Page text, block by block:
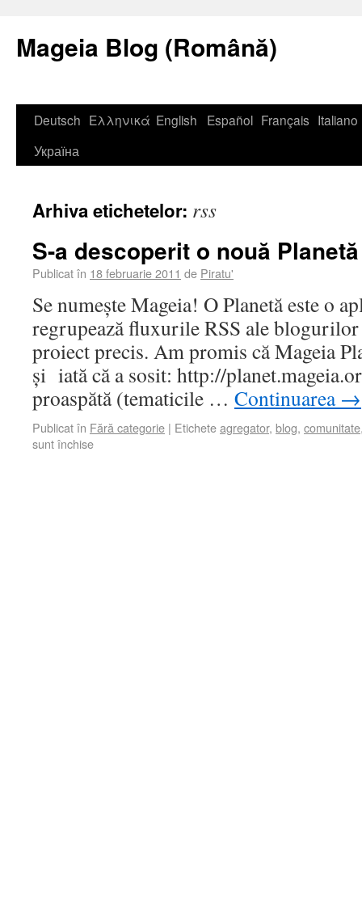
Mageia Blog (Română)
Deutsch Ελληνικά English Español Français Italiano
Україна
Arhiva etichetelor: rss
S-a descoperit o nouă Planetă
Publicat în 18 februarie 2011 de Piratu'
Se numește Mageia! O Planetă este o
regrupează fluxurile RSS ale
proiect precis. Am promis că Mageia
și iată că a sosit: http://
proaspătă (tematicile … Continuarea →
Publicat în Fără categorie | Eticheteagregator, blog, comunitate
sunt închise